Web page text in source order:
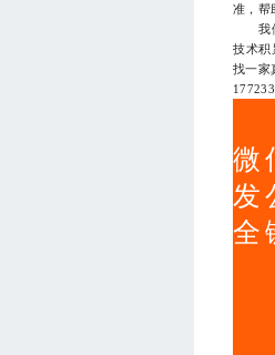
准，帮
我们
技术积
找一家
微
发
全